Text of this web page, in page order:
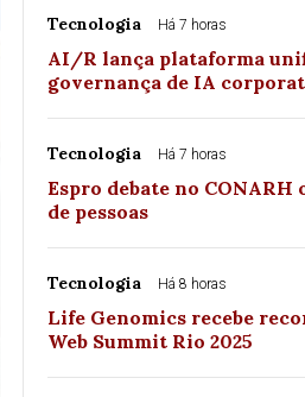
Tecnologia Há 7 horas
AI/R lança plataforma
governança de IA
Tecnologia Há 7 horas
Espro debate no CONARH
de pessoas
Tecnologia Há 8 horas
Life Genomics recebe
Web Summit Rio 2025